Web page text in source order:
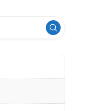
Submit